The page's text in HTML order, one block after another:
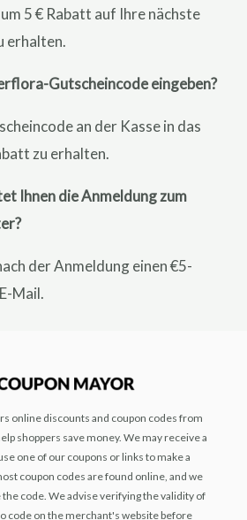
5 € Rabatt auf Ihre nächste
erhalten.
Gutscheincode eingeben?
an der Kasse in das
zu erhalten.
Ihnen die Anmeldung zum
der Anmeldung einen €5-
Mail.
online discounts and coupon codes from
shoppers save money. We may receive a
one of our coupons or links to make a
coupon codes are found online, and we
the code. We advise verifying the validity of
code on the merchant's website before